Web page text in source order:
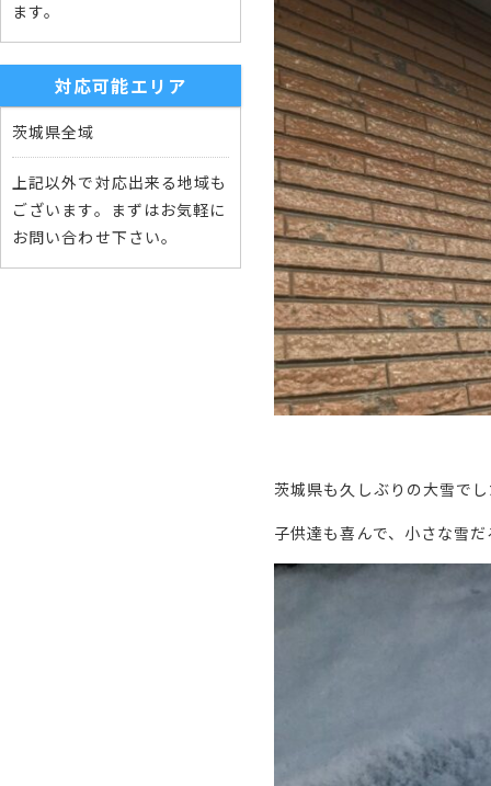
茨城県も久しぶりの大雪で
子供達も喜んで、小さな雪
ます。
対応可能エリア
茨城県全域
上記以外で対応出来る地域も
ございます。まずはお気軽に
お問い合わせ下さい。